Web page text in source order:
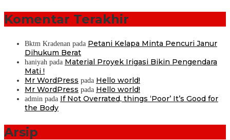
Komentar Terakhir
Bktm Kradenan pada Petani Kelapa Minta Pencuri Janur
Dihukum Berat
haniyah pada Material Proyek Irigasi Bikin Pengendara
Mati !
Mr WordPress pada Hello world!
Mr WordPress pada Hello world!
admin pada If Not Overrated, things ‘Poor’ It’s Good for
the Body
Arsip